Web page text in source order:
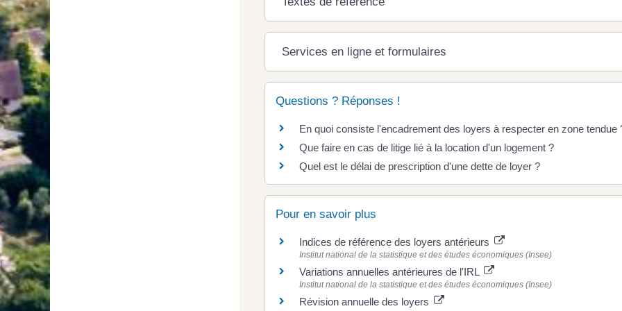
Services en ligne et formulaires
Questions ? Réponses !
En quoi consiste l'encadrement des loyers à respecter en zone tendue
Que faire en cas de litige lié à la location d'un logement ?
Quel est le délai de prescription d'une dette de loyer ?
Pour en savoir plus
Indices de référence des loyers antérieurs
Institut national de la statistique et des études économiques (Insee)
Variations annuelles antérieures de l'IRL
Institut national de la statistique et des études économiques (Insee)
Révision annuelle des loyers